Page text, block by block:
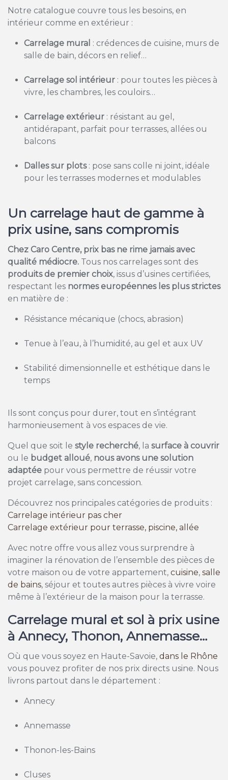
Notre catalogue couvre tous les besoins, en
intérieur comme en extérieur :
Carrelage mural : crédences de cuisine, murs de
salle de bain, décors en relief…
Carrelage sol intérieur : pour toutes les pièces à
vivre, les chambres, les couloirs…
Carrelage extérieur : résistant au gel,
antidérapant, parfait pour terrasses, allées ou
balcons
Dalles sur plots: pose sans colle ni joint, idéale
pour les terrasses modernes et modulables
Un carrelage haut de gamme à
prix usine, sans compromis
Chez Caro Centre, prix bas ne rime jamais avec
qualité médiocre. Tous nos carrelages sont des
produits de premier choix, issus d’usines certifiées,
respectant les normes européennes les plus strictes
en matière de :
Résistance mécanique (chocs, abrasion)
Tenue à l’eau, à l’humidité, au gel et aux UV
Stabilité dimensionnelle et esthétique dans le
temps
Ils sont conçus pour durer, tout en s’intégrant
harmonieusement à vos espaces de vie.
Quel que soit le style recherché, la surface à couvrir
ou le budget alloué, nous avons une solution
adaptée pour vous permettre de réussir votre
projet carrelage, sans concession.
Découvrez nos principales catégories de produits :
Carrelage intérieur pas cher
Carrelage extérieur pour terrasse, piscine, allée
Avec notre offre vous allez vous surprendre à
imaginer la rénovation de l’ensemble des pièces de
votre maison ou de votre appartement, cuisine, salle
de bains, séjour et toutes autres pièces à vivre voire
même à l’extérieur de la maison pour la terrasse.
Carrelage mural et sol à prix usine
à Annecy, Thonon, Annemasse…
Où que vous soyez en Haute-Savoie, dans le Rhône
vous pouvez profiter de nos prix directs usine. Nous
livrons partout dans le département :
Annecy
Annemasse
Thonon-les-Bains
Cluses